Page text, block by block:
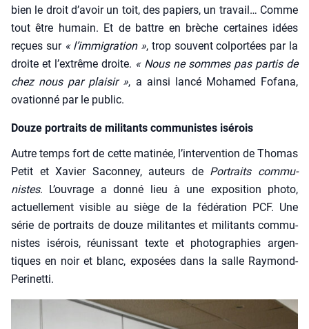
bien le droit d’a­voir un toit, des papiers, un tra­vail… Comme
tout être humain. Et de battre en brèche cer­taines idées
reçues sur « l’im­mi­gra­tion », trop sou­vent col­por­tées par la
droite et l’ex­trême droite. « Nous ne sommes pas par­tis de
chez nous par plai­sir », a ain­si lan­cé Moha­med Fofa­na,
ova­tion­né par le public.
Douze portraits de militants communistes isérois
Autre temps fort de cette mati­née, l’in­ter­ven­tion de Tho­mas
Petit et Xavier Sacon­ney, auteurs de Por­traits com­mu­
nistes. L’ou­vrage a don­né lieu à une expo­si­tion pho­to,
actuel­le­ment visible au siège de la fédé­ra­tion PCF. Une
série de por­traits de douze mili­tantes et mili­tants com­mu­
nistes isé­rois, réunis­sant texte et pho­to­gra­phies argen­
tiques en noir et blanc, expo­sées dans la salle Ray­mond-
Per­inet­ti.